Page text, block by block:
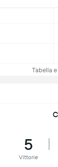
Tabella e
5
Vittorie